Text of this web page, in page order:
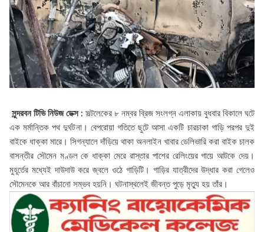
সুন্দরবন টিভি নিউজ ডেক্স : সল্টলেকের ৮ নম্বর ব্রিজ সংলগ্ন এলাকায় বুধবার বিকালে ঘটে
এক মর্মান্তিক পথ দুর্ঘটনা। বেপরোয়া গতিতে ছুটে আসা একটি চারচাকা গাড়ি পরপর দুই
বাইকে ধাক্কা মারে। সিগন্যালে দাঁড়িয়ে থাকা অনলাইন খাবার ডেলিভারি করা বাইক চালক
বাসন্তীর সৌমেন মণ্ডল কে ধাক্কা মেরে রাস্তার পাশের রেলিংয়ের গায়ে আটকে দেয়।
মুহূর্তের মধ্যেই দাউদাউ করে জ্বলে ওঠে গাড়িটি। গাড়ির যাত্রীদের উদ্ধার করা গেলেও
সৌমেনকে আর বাঁচানো সম্ভব হয়নি। ঘটনাস্থলেই জীবন্ত পুড়ে মৃত্যু হয় তাঁর।